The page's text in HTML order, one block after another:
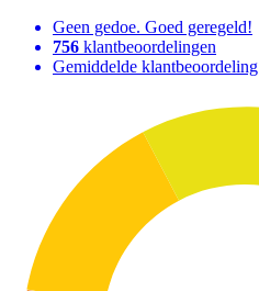
Geen gedoe. Goed geregeld!
756 klantbeoordelingen
Gemiddelde klantbeoordeling